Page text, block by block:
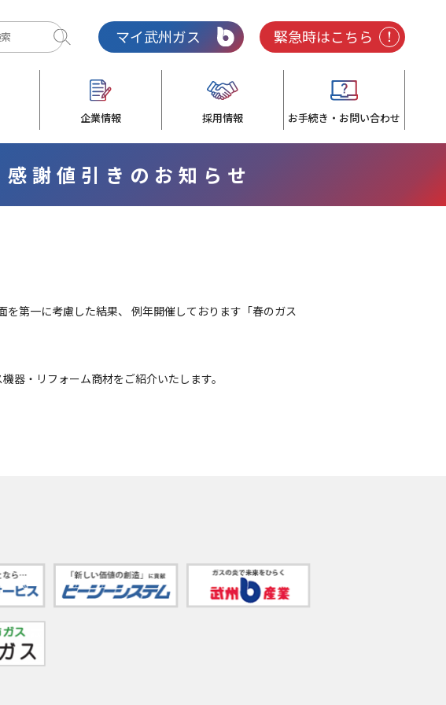
マイ武州ガス 緊急時はこちら
企業情報 採用情報 お手続き・お問い合わせ
謝値引きのお知らせ
第一に考慮した結果、 例年開催しております「春のガス
器・リフォーム商材をご紹介いたします。